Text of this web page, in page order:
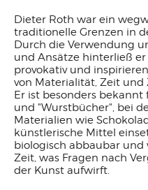
Dieter Roth war ein
traditionelle Grenzen in
Durch die Verwendung
und Ansätze hinterließ
provokativ und
von Materialität, Zeit und
Er ist besonders bekannt
und "Wurstbücher", bei
Materialien wie
künstlerische Mittel
biologisch abbaubar und
Zeit, was Fragen nach
der Kunst aufwirft.